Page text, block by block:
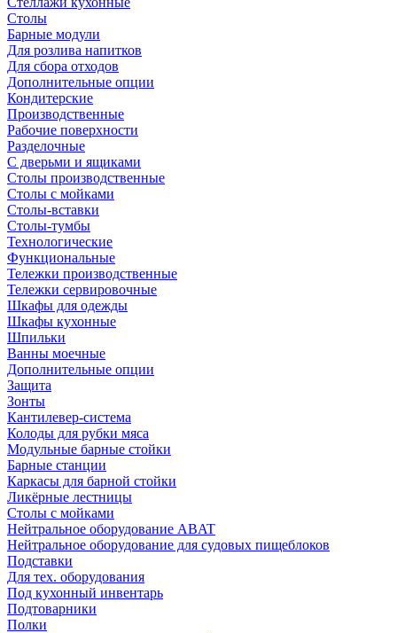
Столы
Барные модули
Для розлива напитков
Для сбора отходов
Дополнительные опции
Кондитерские
Производственные
Рабочие поверхности
Разделочные
С дверьми и ящиками
Столы производственные
Столы с мойками
Столы-вставки
Столы-тумбы
Технологические
Функциональные
Тележки производственные
Тележки сервировочные
Шкафы для одежды
Шкафы кухонные
Шпильки
Ванны моечные
Дополнительные опции
Защита
Зонты
Кантилевер-система
Колоды для рубки мяса
Модульные барные стойки
Барные станции
Каркасы для барной стойки
Ликёрные лестницы
Столы с мойками
Нейтральное оборудование ABAT
Нейтральное оборудование для судовых пищеблоков
Подставки
Для тех. оборудования
Под кухонный инвентарь
Подтоварники
Полки